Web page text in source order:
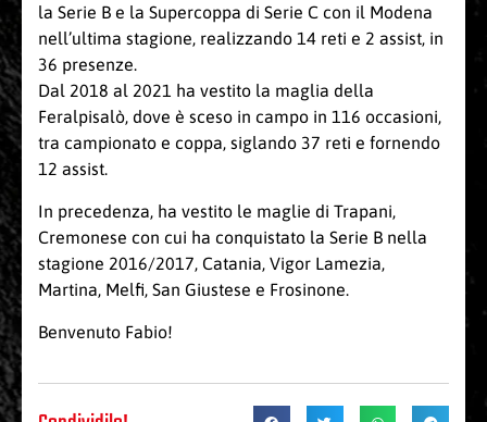
la Serie B e la Supercoppa di Serie C con il Modena
nell’ultima stagione, realizzando 14 reti e 2 assist, in
36 presenze.
Dal 2018 al 2021 ha vestito la maglia della
Feralpisalò, dove è sceso in campo in 116 occasioni,
tra campionato e coppa, siglando 37 reti e fornendo
12 assist.
In precedenza, ha vestito le maglie di Trapani,
Cremonese con cui ha conquistato la Serie B nella
stagione 2016/2017, Catania, Vigor Lamezia,
Martina, Melfi, San Giustese e Frosinone.
Benvenuto Fabio!